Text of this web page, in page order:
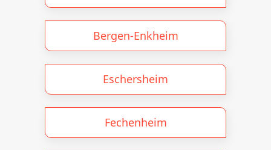
Bergen-Enkheim
Eschersheim
Fechenheim